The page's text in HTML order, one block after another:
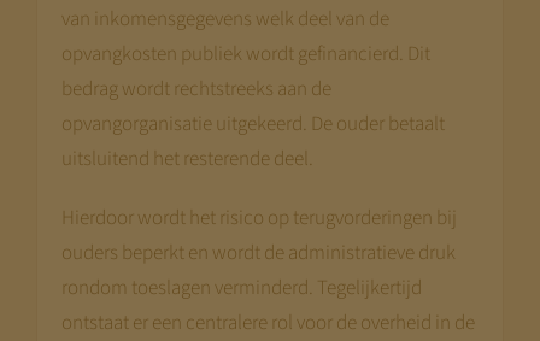
van inkomensgegevens welk deel van de
opvangkosten publiek wordt gefinancierd. Dit
bedrag wordt rechtstreeks aan de
opvangorganisatie uitgekeerd. De ouder betaalt
uitsluitend het resterende deel.
Hierdoor wordt het risico op terugvorderingen bij
ouders beperkt en wordt de administratieve druk
rondom toeslagen verminderd. Tegelijkertijd
ontstaat er een centralere rol voor de overheid in de